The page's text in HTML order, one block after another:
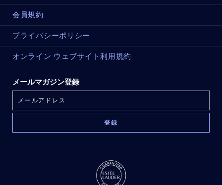
会員規約
プライバシーポリシー
オンライン ウェブサイト利用規約
メールマガジン登録